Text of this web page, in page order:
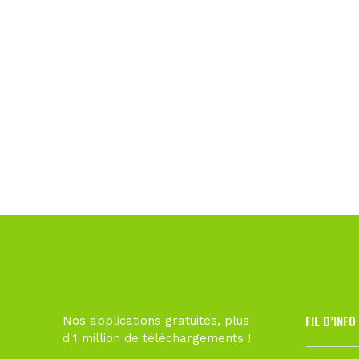
Nos applications gratuites, plus
d'1 million de téléchargements !
FIL D’INFO